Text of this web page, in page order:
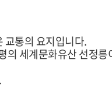
교통의 요지입니다.
의 세계문화유산 선정